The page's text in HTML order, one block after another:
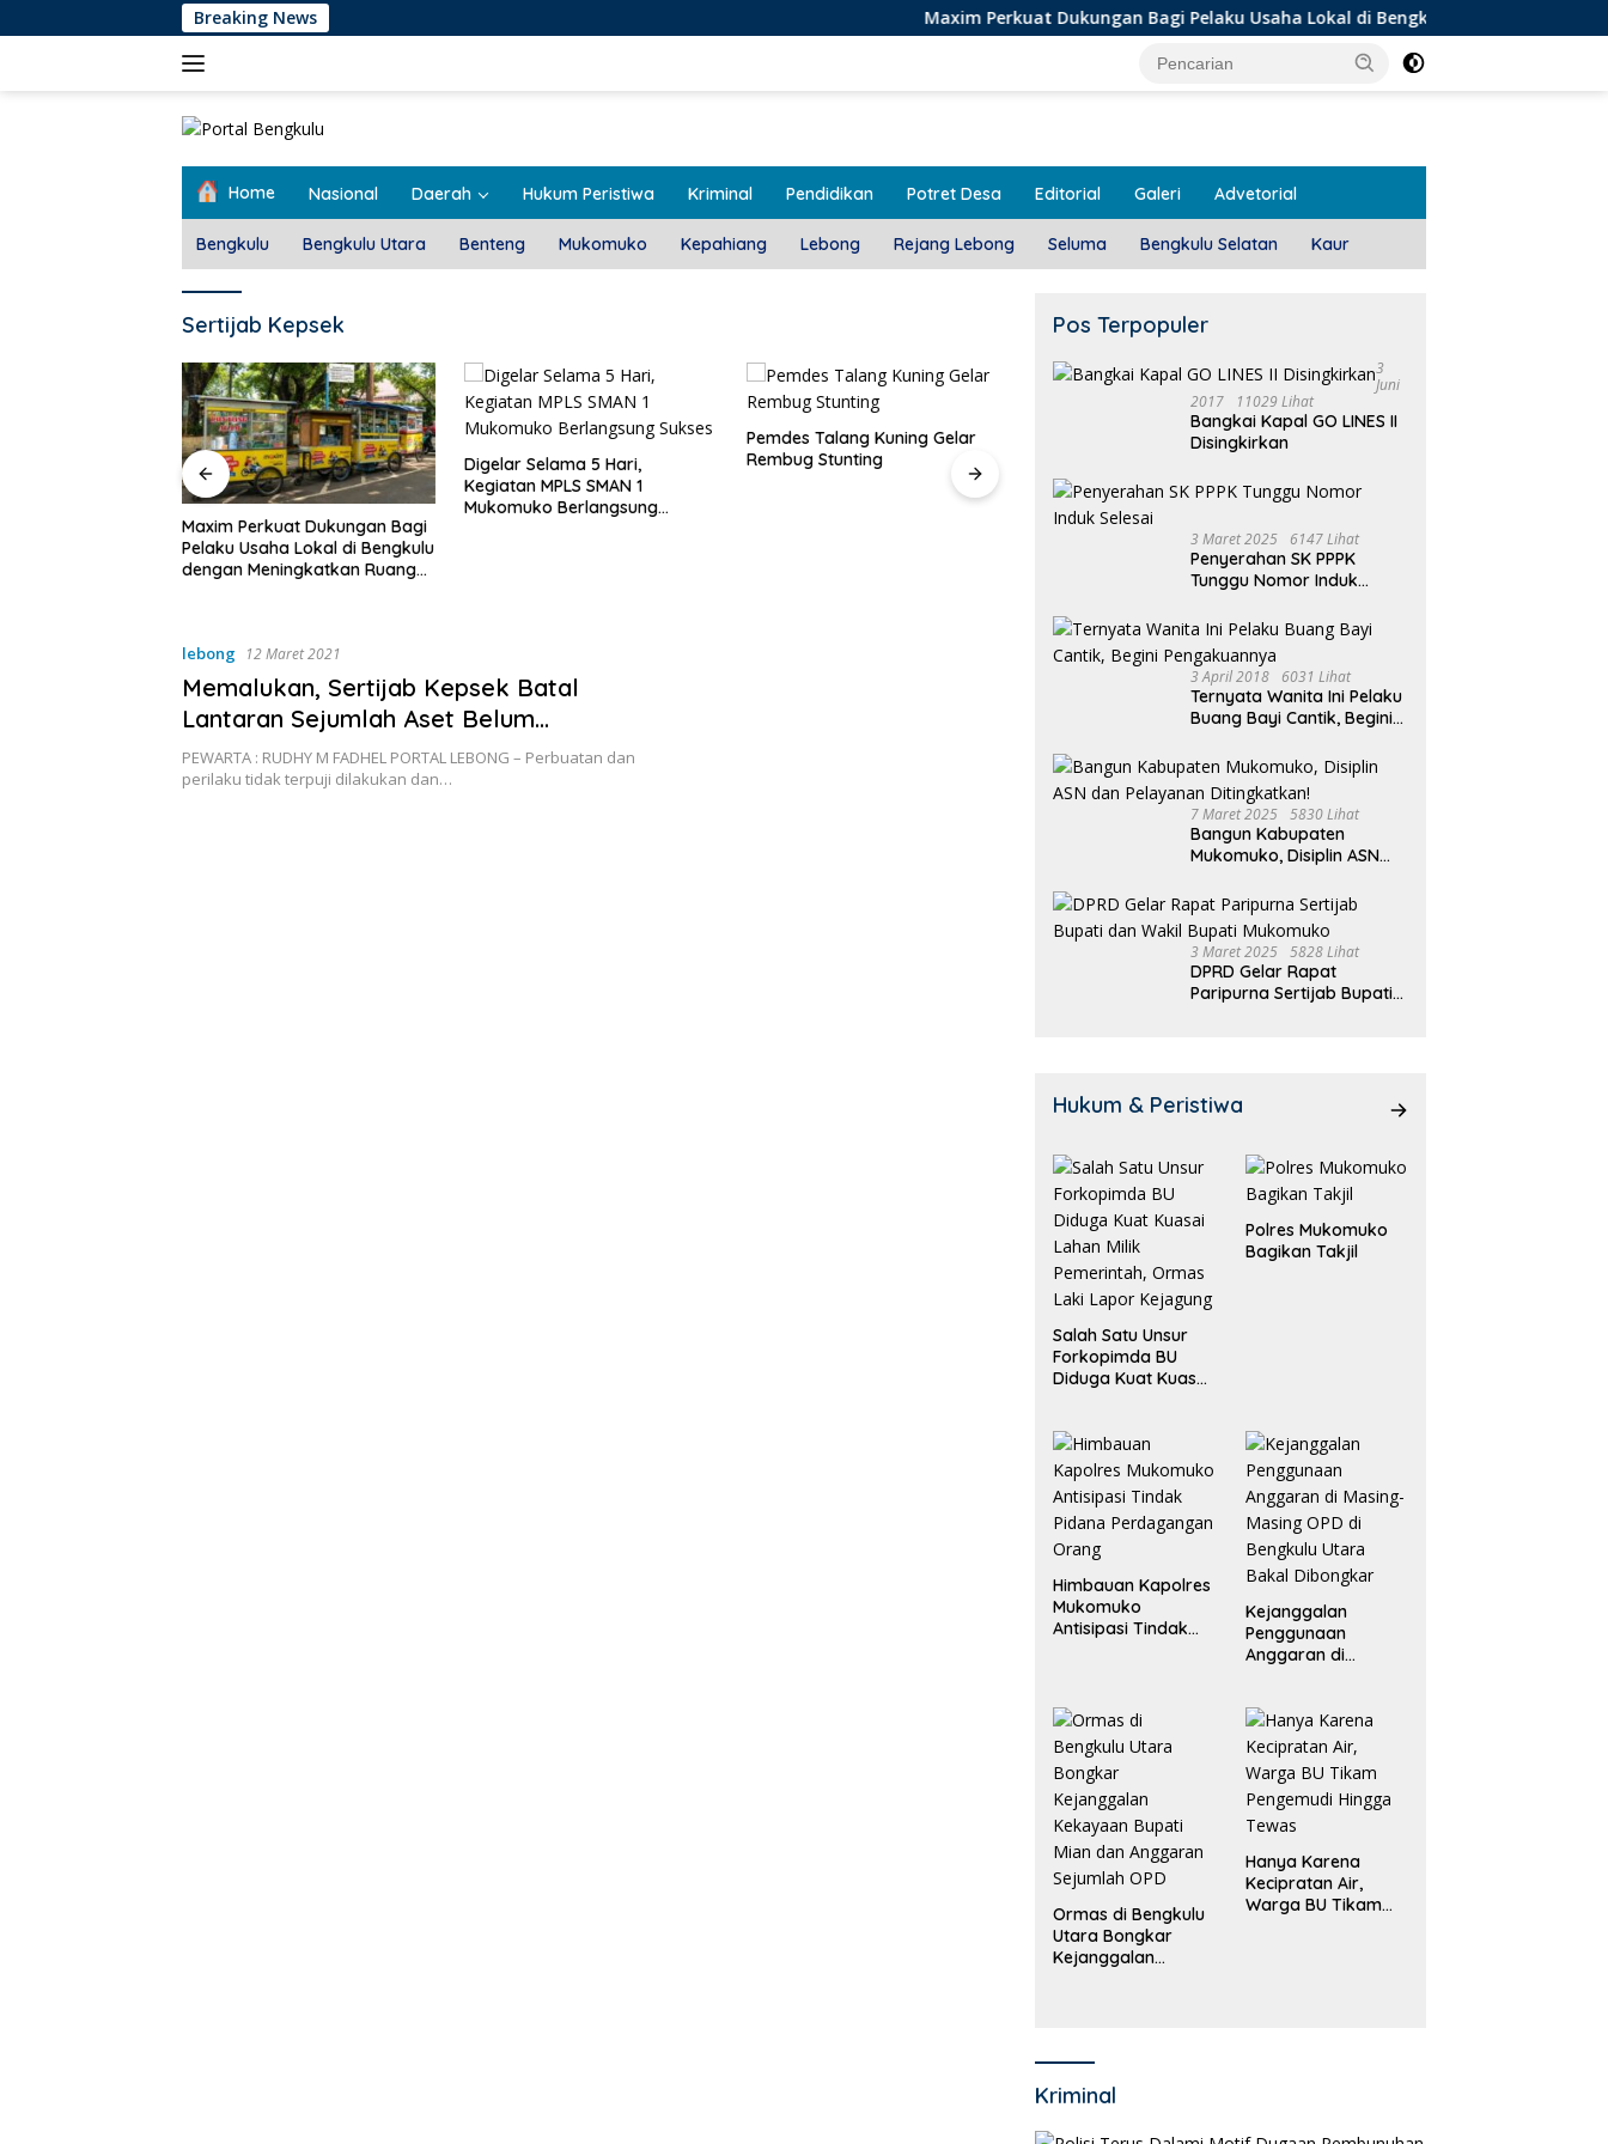
ke
Breaking News Maxim Perkuat Dukungan Bagi Pelaku Usaha Lokal di Bengkulu dengan Meningkatkan Ruang
Home Nasional Daerah Hukum Peristiwa Kriminal Pendidikan Potret Desa Editorial Galeri Advetorial
Bengkulu Bengkulu Utara Benteng Mukomuko Kepahiang Lebong Rejang Lebong Seluma Bengkulu Selatan Kaur
Sertijab Kepsek
Maxim Perkuat Dukungan Bagi
Pelaku Usaha Lokal di Bengkulu
dengan Meningkatkan Ruang
Digelar Selama 5 Hari,
Kegiatan MPLS SMAN 1
Mukomuko Berlangsung
Pemdes Talang Kuning Gelar
Rembug Stunting
Door To Door, 3 KPM Desa
Mekar Jaya Terima BLT-DD!
SMAN I Mukomuko Saling
lebong 12 Maret 2021
Memalukan, Sertijab Kepsek Batal
Lantaran Sejumlah Aset Belum
Dikembalikan
PEWARTA : RUDHY M FADHEL PORTAL LEBONG – Perbuatan dan
perilaku tidak terpuji dilakukan dan…
Pos Terpopuler
3
Juni
2017
11029 Lihat
Bangkai Kapal GO LINES II
Disingkirkan
3 Maret 2025 6147 Lihat
Penyerahan SK PPPK
Tunggu Nomor Induk
3 April 2018 6031 Lihat
Ternyata Wanita Ini Pelaku
Buang Bayi Cantik, Begini
7 Maret 2025 5830 Lihat
Bangun Kabupaten
Mukomuko, Disiplin ASN
Ditingkatkan!
3 Maret 2025 5828 Lihat
DPRD Gelar Rapat
Paripurna Sertijab Bupati
Hukum & Peristiwa
Salah Satu Unsur
Forkopimda BU
Diduga Kuat Kuasai
Laki Lapor
Kejagung
Polres Mukomuko
Bagikan Takjil
Himbauan Kapolres
Mukomuko
Antisipasi Tindak
Kejanggalan
Penggunaan
Anggaran di
Bakal Dibongkar
Ormas di Bengkulu
Utara Bongkar
Kejanggalan
Hanya Karena
Kecipratan Air,
Warga BU Tikam
Kriminal